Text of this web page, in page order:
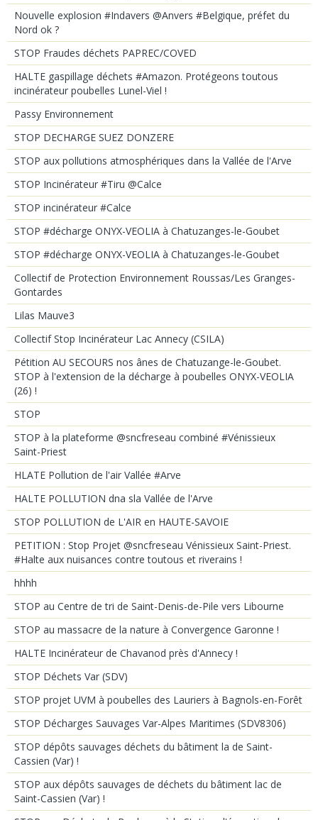
Nouvelle explosion #Indavers @Anvers #Belgique, préfet du
Nord ok ?
STOP Fraudes déchets PAPREC/COVED
HALTE gaspillage déchets #Amazon. Protégeons toutous
incinérateur poubelles Lunel-Viel !
Passy Environnement
STOP DECHARGE SUEZ DONZERE
STOP aux pollutions atmosphériques dans la Vallée de l'Arve
STOP Incinérateur #Tiru @Calce
STOP incinérateur #Calce
STOP #décharge ONYX-VEOLIA à Chatuzanges-le-Goubet
STOP #décharge ONYX-VEOLIA à Chatuzanges-le-Goubet
Collectif de Protection Environnement Roussas/Les Granges-
Gontardes
Lilas Mauve3
Collectif Stop Incinérateur Lac Annecy (CSILA)
Pétition AU SECOURS nos ânes de Chatuzange-le-Goubet.
STOP à l'extension de la décharge à poubelles ONYX-VEOLIA
(26) !
STOP
STOP à la plateforme @sncfreseau combiné #Vénissieux
Saint-Priest
HLATE Pollution de l'air Vallée #Arve
HALTE POLLUTION dna sla Vallée de l'Arve
STOP POLLUTION de L'AIR en HAUTE-SAVOIE
PETITION : Stop Projet @sncfreseau Vénissieux Saint-Priest.
#Halte aux nuisances contre toutous et riverains !
hhhh
STOP au Centre de tri de Saint-Denis-de-Pile vers Libourne
STOP au massacre de la nature à Convergence Garonne !
HALTE Incinérateur de Chavanod près d'Annecy !
STOP Déchets Var (SDV)
STOP projet UVM à poubelles des Lauriers à Bagnols-en-Forêt
STOP Décharges Sauvages Var-Alpes Maritimes (SDV8306)
STOP dépôts sauvages déchets du bâtiment la de Saint-
Cassien (Var) !
STOP aux dépôts sauvages de déchets du bâtiment lac de
Saint-Cassien (Var) !